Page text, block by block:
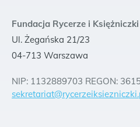
Fundacja Rycerze i Księżniczki
Ul. Żegańska 21/23
04-713 Warszawa
NIP: 1132889703 REGON: